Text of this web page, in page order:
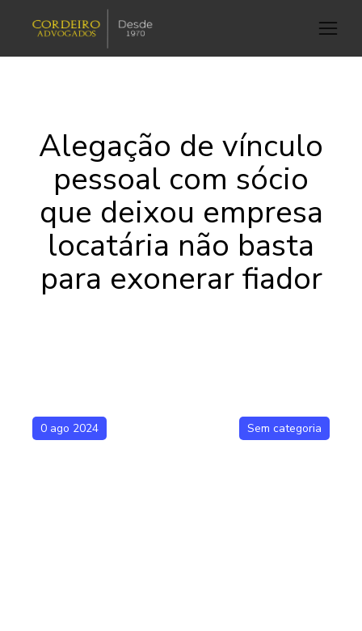
Alegação de vínculo
pessoal com sócio
que deixou empresa
locatária não basta
para exonerar fiador
0 ago 2024 Sem categoria